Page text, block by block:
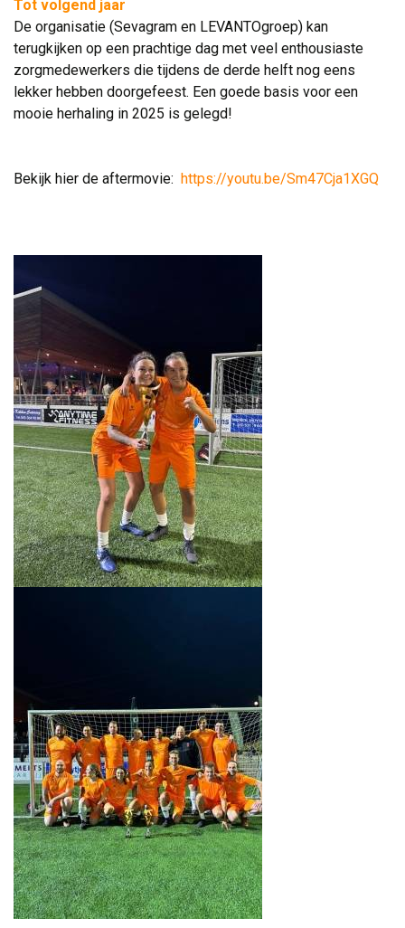
Tot volgend jaar
De organisatie (Sevagram en LEVANTOgroep) kan
terugkijken op een prachtige dag met veel enthousiaste
zorgmedewerkers die tijdens de derde helft nog eens
lekker hebben doorgefeest. Een goede basis voor een
mooie herhaling in 2025 is gelegd!
Bekijk hier de aftermovie: https://youtu.be/Sm47Cja1XGQ